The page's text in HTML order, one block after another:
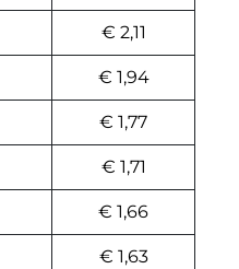
€ 2,11
€ 1,94
€ 1,77
€ 1,71
€ 1,66
€ 1,63